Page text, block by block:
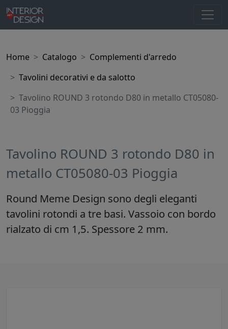
Home Catalogo
Complementi d'arredo
Tavolini decorativi e da salotto
Tavolino ROUND 3 rotondo D80 in metallo CT05080-
03 Pioggia
Tavolino ROUND 3 rotondo D80 in
metallo CT05080-03 Pioggia
Round Meme Design sono degli eleganti
tavolini rotondi a tre basi. Vassoio con bordo
rialzato di cm 1,5. Spessore 2 mm.